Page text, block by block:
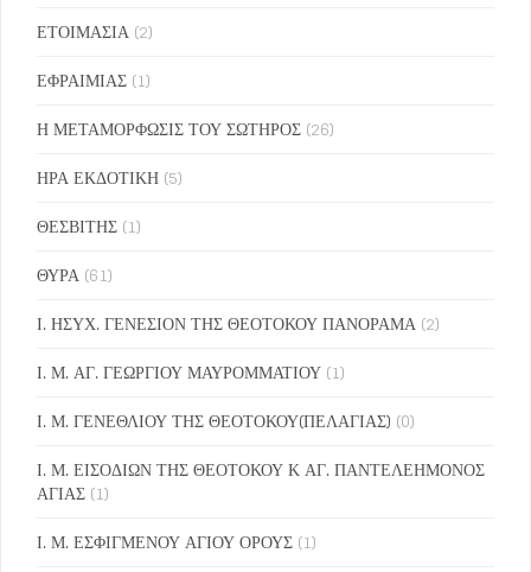
ΕΤΟΙΜΑΣΙΑ (2)
ΕΦΡΑΙΜΙΑΣ (1)
Η ΜΕΤΑΜΟΡΦΩΣΙΣ ΤΟΥ ΣΩΤΗΡΟΣ (26)
ΗΡΑ ΕΚΔΟΤΙΚΗ (5)
ΘΕΣΒΙΤΗΣ (1)
ΘΥΡΑ (61)
Ι. ΗΣΥΧ. ΓΕΝΕΣΙΟΝ ΤΗΣ ΘΕΟΤΟΚΟΥ ΠΑΝΟΡΑΜΑ (2)
Ι. Μ. ΑΓ. ΓΕΩΡΓΙΟΥ ΜΑΥΡΟΜΜΑΤΙΟΥ (1)
Ι. Μ. ΓΕΝΕΘΛΙΟΥ ΤΗΣ ΘΕΟΤΟΚΟΥ(ΠΕΛΑΓΙΑΣ) (0)
Ι. Μ. ΕΙΣΟΔΙΩΝ ΤΗΣ ΘΕΟΤΟΚΟΥ Κ ΑΓ. ΠΑΝΤΕΛΕΗΜΟΝΟΣ
ΑΓΙΑΣ (1)
Ι. Μ. ΕΣΦΙΓΜΕΝΟΥ ΑΓΙΟΥ ΟΡΟΥΣ (1)